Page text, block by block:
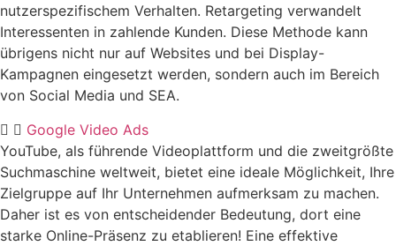
nutzerspezifischem Verhalten. Retargeting verwandelt
Interessenten in zahlende Kunden. Diese Methode kann
übrigens nicht nur auf Websites und bei Display-
Kampagnen eingesetzt werden, sondern auch im Bereich
von Social Media und SEA.
Google Video Ads
YouTube, als führende Videoplattform und die zweitgrößte
Suchmaschine weltweit, bietet eine ideale Möglichkeit, Ihre
Zielgruppe auf Ihr Unternehmen aufmerksam zu machen.
Daher ist es von entscheidender Bedeutung, dort eine
starke Online-Präsenz zu etablieren! Eine effektive